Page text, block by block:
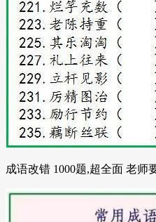
成语改错 1000题,超全面 老师